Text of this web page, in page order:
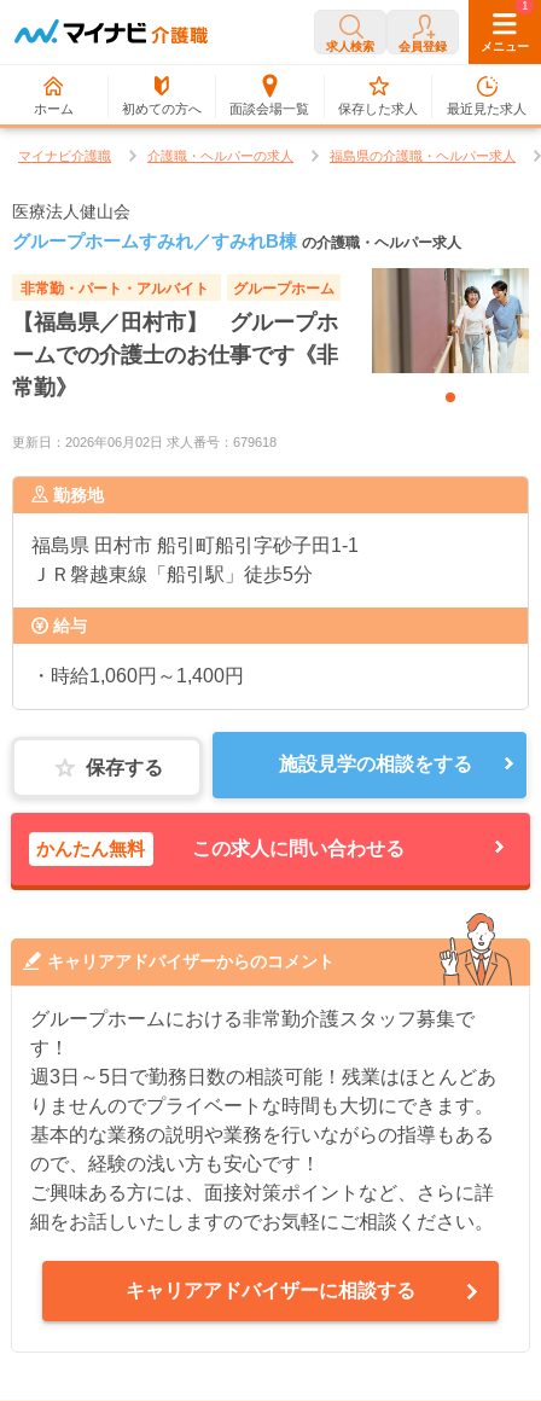
求人検索 会員登録 メニュー
ホーム 初めての方へ 面談会場一覧
0
保存した求人
1
最近見た求人
マイナビ介護職 介護職・ヘルパーの求人 福島県の介護職・ヘルパー求人
医療法人健山会
グループホームすみれ／すみれB棟 の介護職・ヘルパー求人
非常勤・パート・アルバイト グループホーム
【福島県／田村市】 グループホ
ームでの介護士のお仕事です《非
常勤》
更新日：2026年06月02日 求人番号：679618
勤務地
福島県 田村市 船引町船引字砂子田1-1
ＪＲ磐越東線「船引駅」徒歩5分
給与
・時給1,060円～1,400円
保存する 施設見学の相談をする
かんたん無料 この求人に問い合わせる
キャリアアドバイザーからのコメント
グループホームにおける非常勤介護スタッフ募集で
す！
週3日～5日で勤務日数の相談可能！残業はほとんどあ
りませんのでプライベートな時間も大切にできます。
基本的な業務の説明や業務を行いながらの指導もある
ので、経験の浅い方も安心です！
ご興味ある方には、面接対策ポイントなど、さらに詳
細をお話しいたしますのでお気軽にご相談ください。
キャリアアドバイザーに相談する